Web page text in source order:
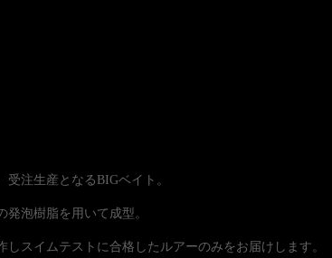
受注生産となるBIGベイト。
発泡樹脂を用いて成型。
しスイムテストに合格したルアーのみをお届けします。